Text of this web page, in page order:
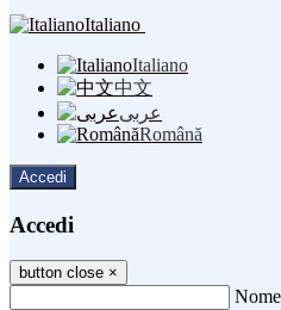
Italiano
Italiano
中文
عربى
Română
Accedi
Accedi
button close ×